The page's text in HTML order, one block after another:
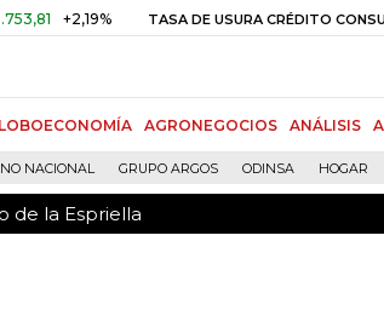
+2,19% TASA DE USURA CRÉDITO CONSUMO
AGRONEGOCIOS ANÁLISIS
NACIONAL GRUPO ARGOS ODINSA HOGAR
de la Espriella
la Espriella